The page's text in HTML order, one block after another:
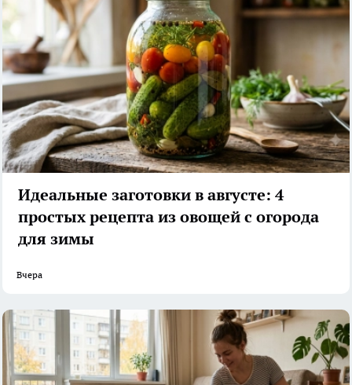
Идеальные заготовки в августе: 4
простых рецепта из овощей с огорода
для зимы
Вчера